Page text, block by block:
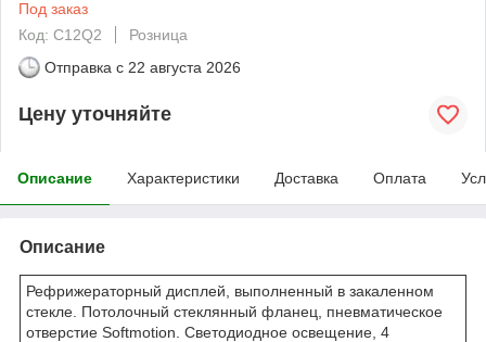
Под заказ
Код: C12Q2
Розница
Отправка с 22 августа 2026
Цену уточняйте
Описание Характеристики Доставка Оплата
Описание
Рефрижераторный дисплей, выполненный в закаленном
стекле. Потолочный стеклянный фланец, пневматическое
отверстие Softmotion. Светодиодное освещение, 4